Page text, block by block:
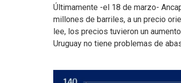
Últimamente -el 18 de marzo-
millones de barriles, a un precio
lee, los precios tuvieron un
Uruguay no tiene problemas de